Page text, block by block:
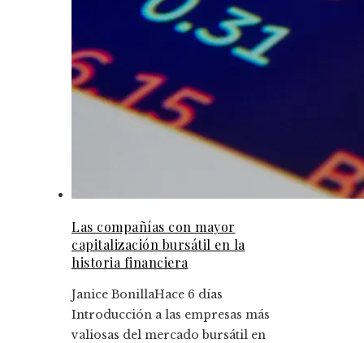
Las compañías con mayor
capitalización bursátil en la
historia financiera
Janice BonillaHace 6 días
Introducción a las empresas más
valiosas del mercado bursátil en